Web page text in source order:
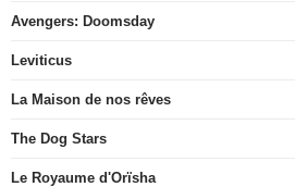
Avengers: Doomsday
Leviticus
La Maison de nos rêves
The Dog Stars
Le Royaume d'Orïsha